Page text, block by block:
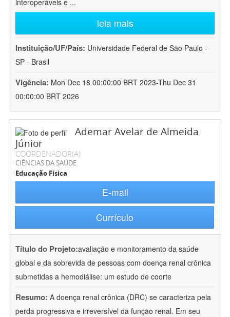
interoperáveis e ...
leia mais
Instituição/UF/País: Universidade Federal de São Paulo -
SP - Brasil
Vigência: Mon Dec 18 00:00:00 BRT 2023-Thu Dec 31
00:00:00 BRT 2026
Ademar Avelar de Almeida
Júnior
COORDENADOR(A)
CIÊNCIAS DA SAÚDE
Educação Física
E-mail
Currículo
Título do Projeto:avaliação e monitoramento da saúde
global e da sobrevida de pessoas com doença renal crônica
submetidas a hemodiálise: um estudo de coorte
Resumo: A doença renal crônica (DRC) se caracteriza pela
perda progressiva e irreversível da função renal. Em seu